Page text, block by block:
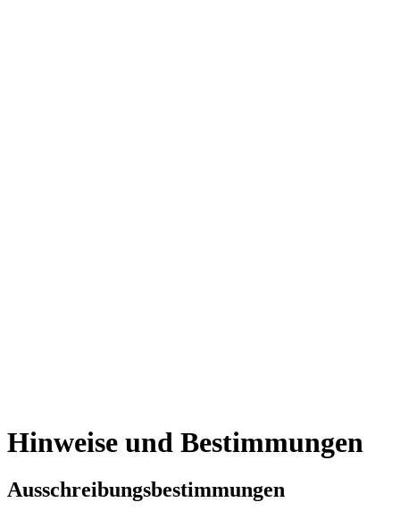
Hinweise und Bestimmungen
Ausschreibungsbestimmungen